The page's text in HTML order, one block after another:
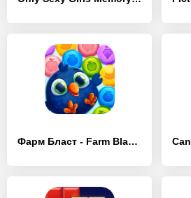
Фарм Бласт - Farm Blast - [MOD Много денег]